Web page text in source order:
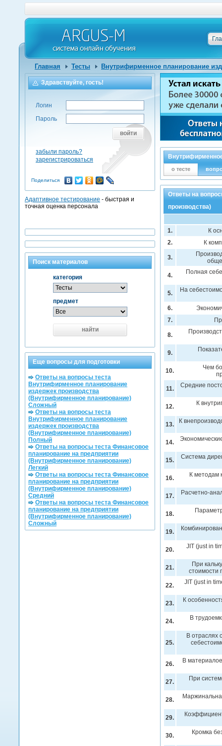
Главная Тесты Внутрифирменное планирование
о тесте
Ответы на
производства)
1.
К
2.
К
3.
4. Полная
5. На
6.
7.
8.
9.
10.
Чем
11. Средние
12. К
13. К
14.
15. Система
16. К методам
17. Расчетно-
18.
19.
20. JIT (just in
21.
При
стоимости
22. JIT (just in
23. К
24. В
25.
В отраслях
26. В
27. При
28.
29.
30. Кромка
Здравствуйте, гость!
Логин
Пароль
войти
забыли пароль?
зарегистрироваться
Поделиться
Адаптивное тестирование - быстрая и
точная оценка персонала
Поиск материалов
категория
предмет
найти
Еще вопросы для подготовки
Ответы на вопросы теста
Внутрифирменное планирование
издержек производства
(Внутрифирменное планирование)
Сложный
Ответы на вопросы теста
Внутрифирменное планирование
издержек производства
(Внутрифирменное планирование)
Полный
Ответы на вопросы теста Финансовое
планирование на предприятии
(Внутрифирменное планирование)
Легкий
Ответы на вопросы теста Финансовое
планирование на предприятии
(Внутрифирменное планирование)
Средний
Ответы на вопросы теста Финансовое
планирование на предприятии
(Внутрифирменное планирование)
Сложный